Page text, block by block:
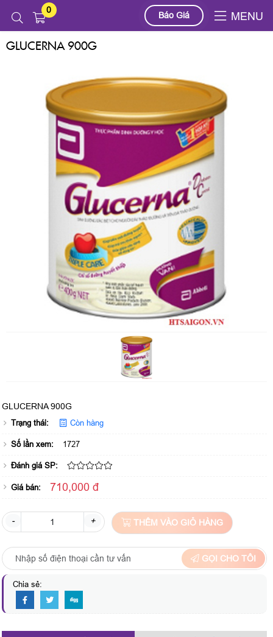
0
Báo Giá MENU
Sản phẩm ABBOTT GLUCERNA 900G
GLUCERNA 900G
GLUCERNA 900G
Trạng thái: Còn hàng
Số lần xem: 1727
Đánh giá SP:
Giá bán: 710,000 đ
- + THÊM VÀO GIỎ HÀNG
GỌI CHO TÔI
Chia sẻ: